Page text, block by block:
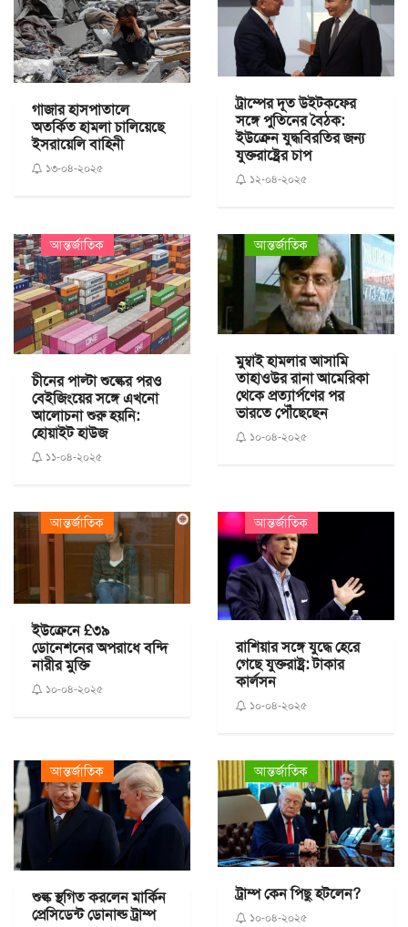
গাজার হাসপাতালে
অতর্কিত হামলা চালিয়েছে
ইসরায়েলি বাহিনী
১৩-০৪-২০২৫
ট্রাম্পের দূত উইটকফের
সঙ্গে পুতিনের বৈঠক:
ইউক্রেন যুদ্ধবিরতির জন্য
যুক্তরাষ্ট্রের চাপ
১২-০৪-২০২৫
আন্তর্জাতিক
চীনের পাল্টা শুল্কের পরও
বেইজিংয়ের সঙ্গে এখনো
আলোচনা শুরু হয়নি:
হোয়াইট হাউজ
১১-০৪-২০২৫
আন্তর্জাতিক
মুম্বাই হামলার আসামি
তাহাওউর রানা আমেরিকা
থেকে প্রত্যার্পণের পর
ভারতে পৌঁছেছেন
১০-০৪-২০২৫
আন্তর্জাতিক
ইউক্রেনে £৩৯
ডোনেশনের অপরাধে বন্দি
নারীর মুক্তি
১০-০৪-২০২৫
আন্তর্জাতিক
রাশিয়ার সঙ্গে যুদ্ধে হেরে
গেছে যুক্তরাষ্ট্র: টাকার
কার্লসন
১০-০৪-২০২৫
আন্তর্জাতিক
শুল্ক স্থগিত করলেন মার্কিন
প্রেসিডেন্ট ডোনাল্ড ট্রাম্প
আন্তর্জাতিক
ট্রাম্প কেন পিছু হটলেন?
১০-০৪-২০২৫